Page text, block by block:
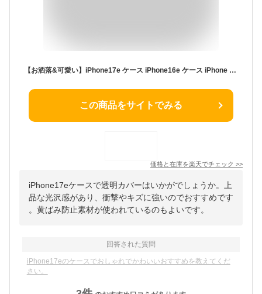
【お洒落&可愛い】iPhone17e ケース iPhone16e ケース iPhone SE 第3世代 ケース iPhone SE3 ケース 第三世代 アイフォン17e ケース クリアケース iPhone SE2 ケース 第2世代 87 iPhoneケース スマホケース クリア 透明 カバー かわいい 韓国 おしゃれ
この商品をサイトでみる
価格と在庫を楽天でチェック >>
iPhone17eケースで透明カバーはいかがでしょうか。上
品な光沢感があり、衝撃やキズに強いのでおすすめです
。黄ばみ防止素材が使われているのもよいです。
回答された質問
iPhone17eのケースでおしゃれでかわいいおすすめを教えてくだ
さい。